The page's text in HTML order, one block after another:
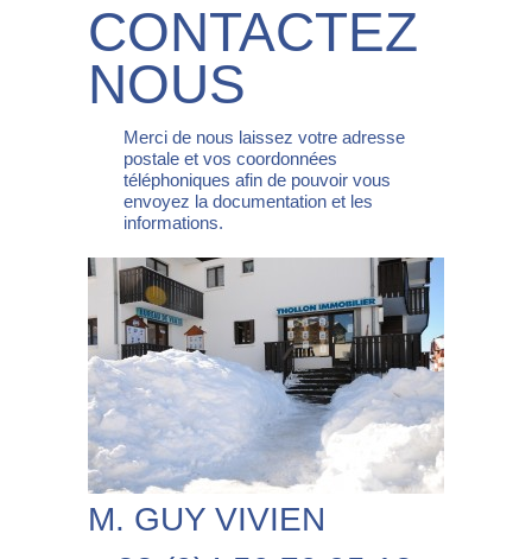
CONTACTEZ
NOUS
Merci de nous laissez votre adresse
postale et vos coordonnées
téléphoniques afin de pouvoir vous
envoyez la documentation et les
informations.
M. GUY VIVIEN